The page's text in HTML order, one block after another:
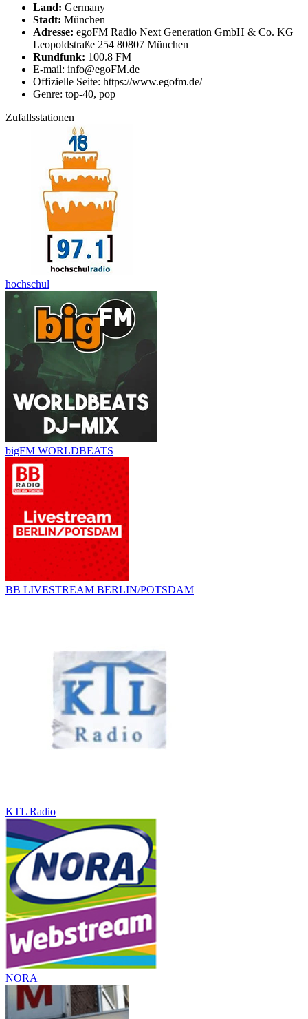
Land: Germany
Stadt: München
Adresse: egoFM Radio Next Generation GmbH & Co. KG
Leopoldstraße 254 80807 München
Rundfunk: 100.8 FM
E-mail: info@egoFM.de
Offizielle Seite: https://www.egofm.de/
Genre: top-40, pop
Zufallsstationen
hochschul
bigFM WORLDBEATS
BB LIVESTREAM BERLIN/POTSDAM
KTL Radio
NORA